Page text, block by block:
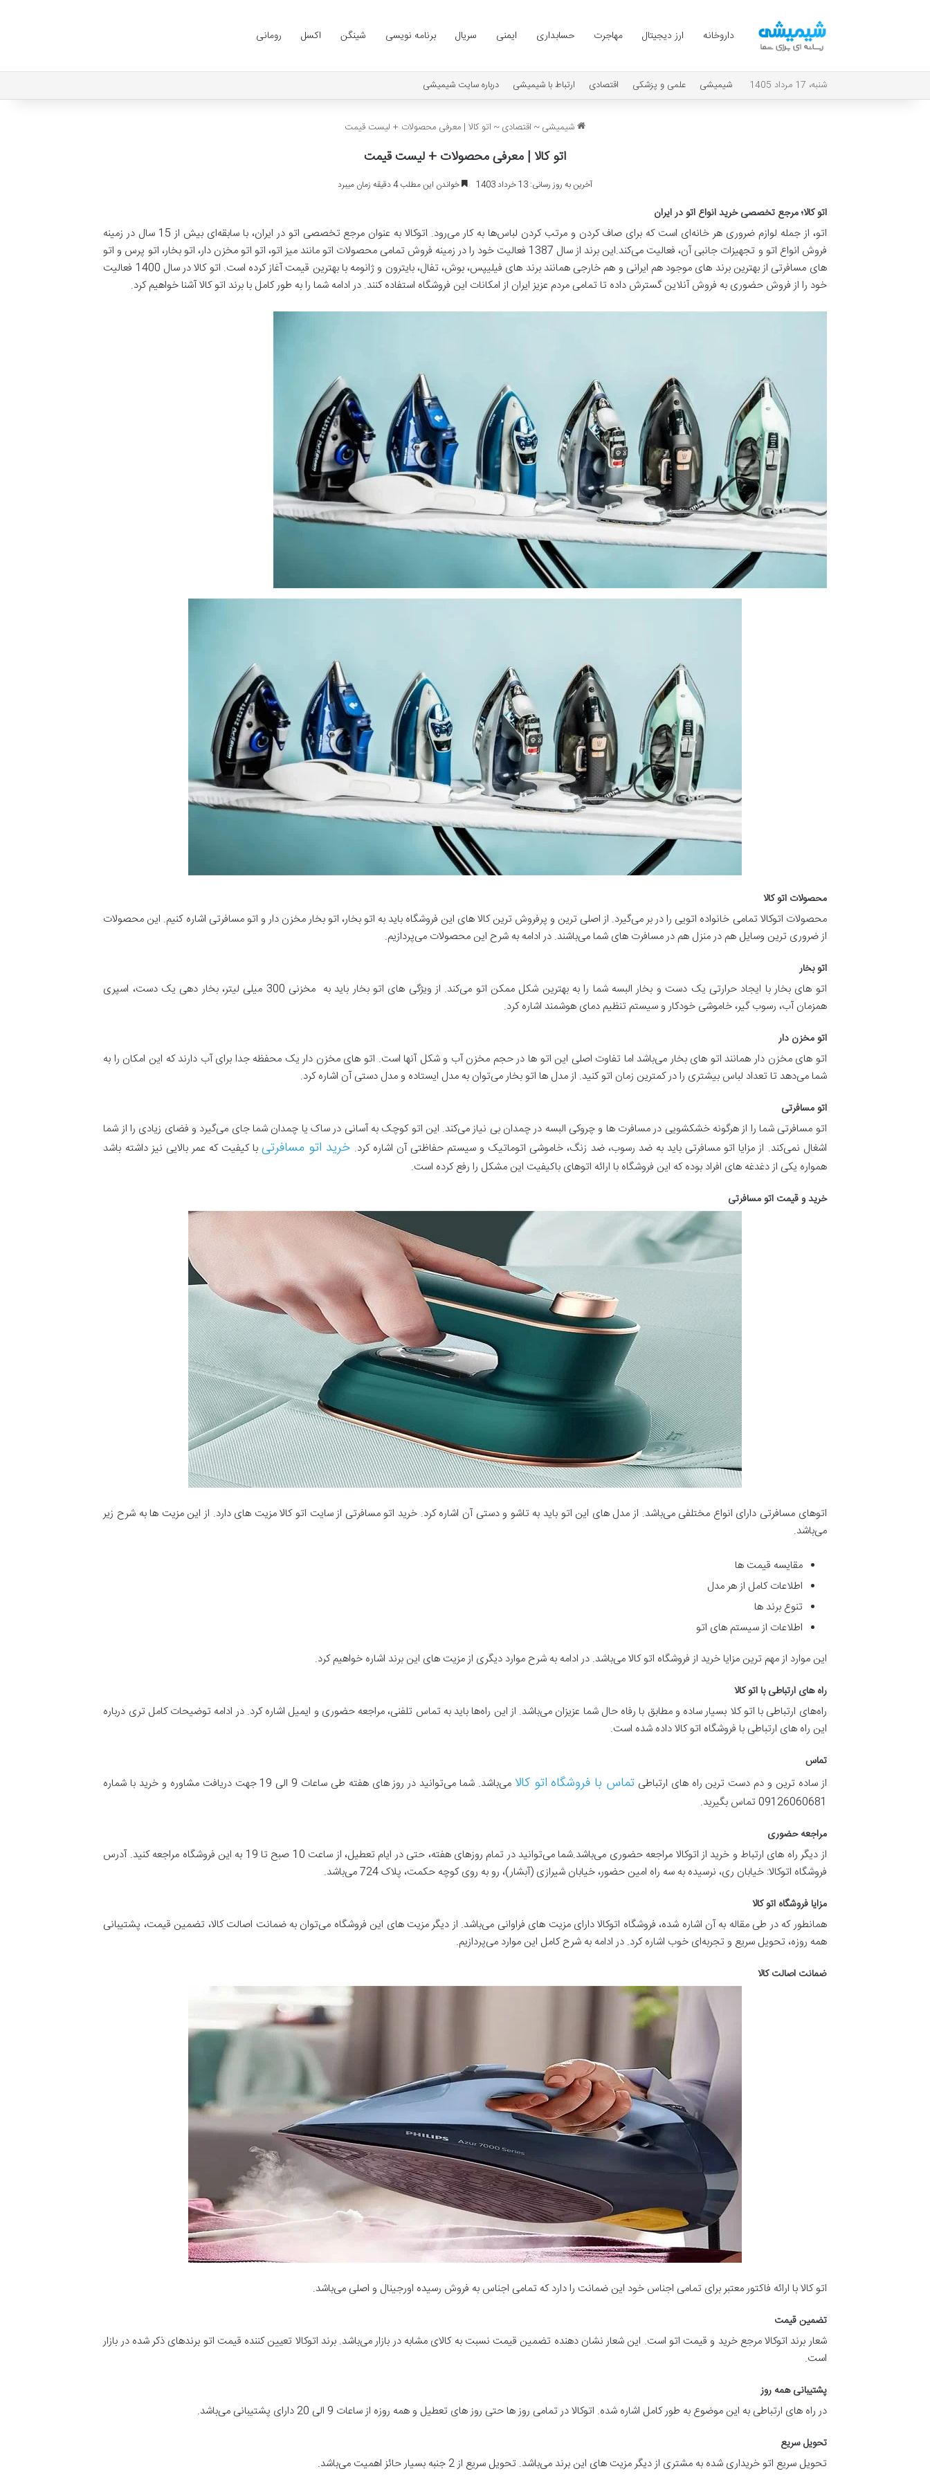
داروخانه ارز دیجیتال مهاجرت حسابداری ایمنی سریال برنامه نویسی شینگن اکسل رومانی
شنبه، 17 مرداد 1405 شیمیشی علمی و پزشکی اقتصادی ارتباط با شیمیشی درباره سایت شیمیشی
شیمیشی~ اقتصادی~ اتو کالا | معرفی محصولات + لیست قیمت
اتو کالا | معرفی محصولات + لیست قیمت
آخرین به روز رسانی: 13 خرداد 1403 خواندن این مطلب 4 دقیقه زمان میبرد
اتو کالا؛ مرجع تخصصی خرید انواع اتو در ایران
اتو، از جمله لوازم ضروری هر خانه‌ای است که برای صاف کردن و مرتب کردن لباس‌ها به کار می‌رود. اتوکالا به عنوان مرجع تخصصی اتو در ایران، با سابقه‌ای بیش از 15 سال در زمینه
فروش انواع اتو و تجهیزات جانبی آن، فعالیت می‌کند.این برند از سال 1387 فعالیت خود را در زمینه فروش تمامی محصولات اتو مانند میز اتو، اتو اتو مخزن دار، اتو بخار، اتو پرس و اتو
های مسافرتی از بهترین برند های موجود هم ایرانی و هم خارجی همانند برند های فیلیپس، بوش، تفال، بایترون و ژانومه با بهترین قیمت آغاز کرده است. اتو کالا در سال 1400 فعالیت
خود را از فروش حضوری به فروش آنلاین گسترش داده تا تمامی مردم عزیز ایران از امکانات این فروشگاه استفاده کنند. در ادامه شما را به طور کامل با برند اتو کالا آشنا خواهیم کرد.
محصولات اتو کالا
محصولات اتوکالا تمامی خانواده اتویی را در بر می‌گیرد. از اصلی ترین و پرفروش ترین کالا های این فروشگاه باید به اتو بخار، اتو بخار مخزن دار و اتو مسافرتی اشاره کنیم. این محصولات
از ضروری ترین وسایل هم در منزل هم در مسافرت های شما می‌باشند. در ادامه به شرح این محصولات می‌پردازیم.
اتو بخار
اتو های بخار با ایجاد حرارتی یک دست و بخار البسه شما را به بهترین شکل ممکن اتو می‌کند. از ویژگی های اتو بخار باید به مخزنی 300 میلی لیتر، بخار دهی یک دست، اسپری
همزمان آب، رسوب گیر، خاموشی خودکار و سیستم تنظیم دمای هوشمند اشاره کرد.
اتو مخزن دار
اتو های مخزن دار همانند اتو های بخار می‌باشد اما تفاوت اصلی این اتو ها در حجم مخزن آب و شکل آنها است. اتو های مخزن دار یک محفظه جدا برای آب دارند که این امکان را به
شما می‌دهد تا تعداد لباس بیشتری را در کمترین زمان اتو کنید. از مدل ها اتو بخار می‌توان به مدل ایستاده و مدل دستی آن اشاره کرد.
اتو مسافرتی
اتو مسافرتی شما را از هرگونه خشکشویی در مسافرت ها و چروکی البسه در چمدان بی نیاز می‌کند. این اتو کوچک به آسانی در ساک یا چمدان شما جای می‌گیرد و فضای زیادی را از شما
اشغال نمی‌کند. از مزایا اتو مسافرتی باید به ضد رسوب، ضد زنگ، خاموشی اتوماتیک و سیستم حفاظتی آن اشاره کرد. خرید اتو مسافرتیبا کیفیت که عمر بالایی نیز داشته باشد
همواره یکی از دغدغه های افراد بوده که این فروشگاه با ارائه اتوهای باکیفیت این مشکل را رفع کرده است.
خرید و قیمت اتو مسافرتی
اتوهای مسافرتی دارای انواع مختلفی می‌باشد. از مدل های این اتو باید به تاشو و دستی آن اشاره کرد. خرید اتو مسافرتی از سایت اتو کالا مزیت های دارد. از این مزیت ها به شرح زیر
می‌باشد.
مقایسه قیمت ها
اطلاعات کامل از هر مدل
تنوع برند ها
اطلاعات از سیستم های اتو
این موارد از مهم ترین مزایا خرید از فروشگاه اتو کالا می‌باشد. در ادامه به شرح موارد دیگری از مزیت های این برند اشاره خواهیم کرد.
راه های ارتباطی با اتو کالا
راه‌های ارتباطی با اتو کلا بسیار ساده و مطابق با رفاه حال شما عزیزان می‌باشد. از این راه‌ها باید به تماس تلفنی، مراجعه حضوری و ایمیل اشاره کرد. در ادامه توضیحات کامل تری درباره
این راه های ارتباطی با فروشگاه اتو کالا داده شده است.
تماس
از ساده ترین و دم دست ترین راه های ارتباطی تماس با فروشگاه اتو کالا
می‌باشد. شما می‌توانید در روز های هفته طی ساعات 9 الی 19 جهت دریافت مشاوره و خرید با شماره
09126060681 تماس بگیرید.
مراجعه حضوری
از دیگر راه های ارتباط و خرید از اتوکالا مراجعه حضوری می‌باشد.شما می‌توانید در تمام روزهای هفته، حتی در ایام تعطیل، از ساعت 10 صبح تا 19 به این فروشگاه مراجعه کنید. آدرس
فروشگاه اتوکالا: خیابان ری، نرسیده به سه راه امین حضور، خیابان شیرازی (آبشار)، رو به روی کوچه حکمت، پلاک 724 می‌باشد.
مزایا فروشگاه اتو کالا
همانطور که در طی مقاله به آن اشاره شده، فروشگاه اتوکالا دارای مزیت های فراوانی می‌باشد. از دیگر مزیت های این فروشگاه می‌توان به ضمانت اصالت کالا، تضمین قیمت، پشتیبانی
همه روزه، تحویل سریع و تجربه‌ای خوب اشاره کرد. در ادامه به شرح کامل این موارد می‌پردازیم.
ضمانت اصالت کالا
اتو کالا با ارائه فاکتور معتبر برای تمامی اجناس خود این ضمانت را دارد که تمامی اجناس به فروش رسیده اورجینال و اصلی می‌باشد.
تضمین قیمت
شعار برند اتوکالا مرجع خرید و قیمت اتو است. این شعار نشان دهنده تضمین قیمت نسبت به کالای مشابه در بازار می‌باشد. برند اتوکالا تعیین کننده قیمت اتو برندهای ذکر شده در بازار
است.
پشتیبانی همه روز
در راه های ارتباطی به این موضوع به طور کامل اشاره شده. اتوکالا در تمامی روز ها حتی روز های تعطیل و همه روزه از ساعات 9 الی 20 دارای پشتیبانی می‌باشد.
تحویل سریع
تحویل سریع اتو خریداری شده به مشتری از دیگر مزیت های این برند می‌باشد. تحویل سریع از 2 جنبه بسیار حائز اهمیت می‌باشد.